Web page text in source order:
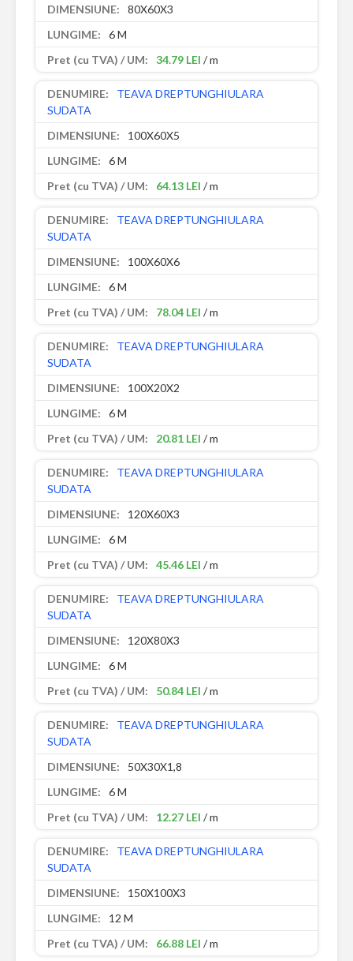
80X60X3
6 M
34.79 LEI / m
TEAVA DREPTUNGHIULARA
SUDATA
100X60X5
6 M
64.13 LEI / m
TEAVA DREPTUNGHIULARA
SUDATA
100X60X6
6 M
78.04 LEI / m
TEAVA DREPTUNGHIULARA
SUDATA
100X20X2
6 M
20.81 LEI / m
TEAVA DREPTUNGHIULARA
SUDATA
120X60X3
6 M
45.46 LEI / m
TEAVA DREPTUNGHIULARA
SUDATA
120X80X3
6 M
50.84 LEI / m
TEAVA DREPTUNGHIULARA
SUDATA
50X30X1,8
6 M
12.27 LEI / m
TEAVA DREPTUNGHIULARA
SUDATA
150X100X3
12 M
66.88 LEI / m